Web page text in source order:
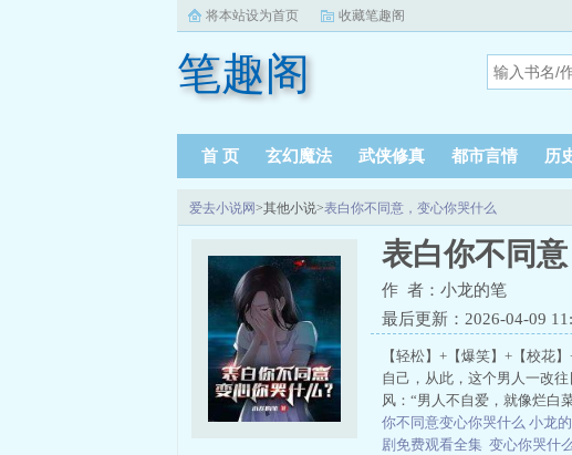
将本站设为首页 收藏笔趣阁
笔趣阁
首 页 玄幻魔法 武侠修真 都市言情 历
爱去小说网>其他小说>表白你不同意，变心你哭什么
表白你不同
作 者：小龙的笔
最后更新：2026-04-09
【轻松】+【爆笑】+【校花
自己，从此，这个男人一改
风：“男人不自爱，就像烂白
你不同意变心你哭什么 小龙
剧免费观看全集 变心你哭什